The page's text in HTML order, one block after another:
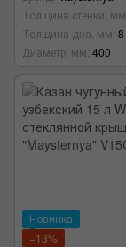
Толщина стенки, мм
Толщина дна, мм 8
Диаметр, мм 400
Новинка
−13%